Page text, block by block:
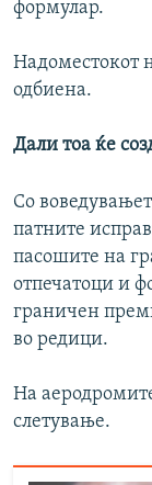
формулар.
Надоместокот
одбиена.
Дали тоа ќе
Со
патните
пасошите на
отпечатоци и
граничен
во редици.
На
слетување.